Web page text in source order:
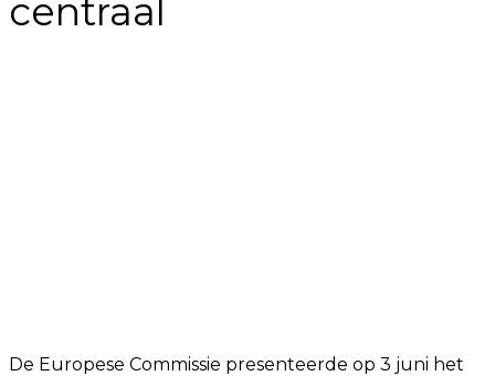
centraal
De Europese Commissie presenteerde op 3 juni het